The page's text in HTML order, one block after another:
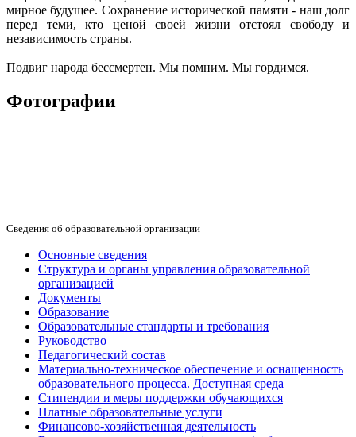
мирное будущее. Сохранение исторической памяти - наш долг
перед теми, кто ценой своей жизни отстоял свободу и
независимость страны.
Подвиг народа бессмертен. Мы помним. Мы гордимся.
Фотографии
Сведения об образовательной организации
Основные сведения
Структура и органы управления образовательной
организацией
Документы
Образование
Образовательные стандарты и требования
Руководство
Педагогический состав
Материально-техническое обеспечение и оснащенность
образовательного процесса. Доступная среда
Стипендии и меры поддержки обучающихся
Платные образовательные услуги
Финансово-хозяйственная деятельность